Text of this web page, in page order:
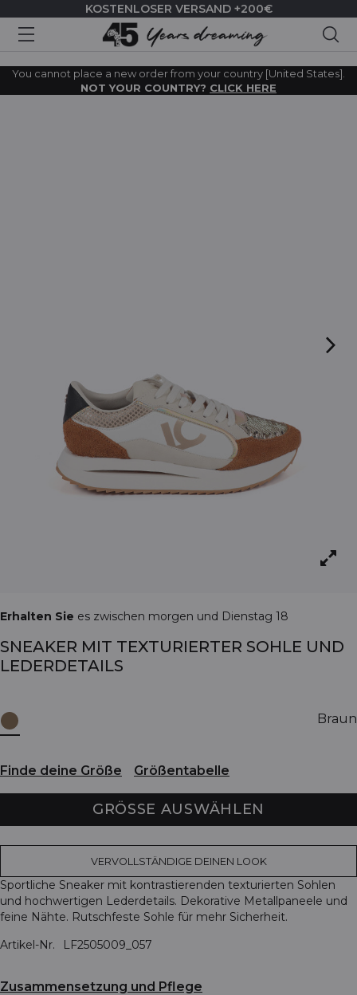
KOSTENLOSER VERSAND +200€
You cannot place a new order from your country [United States].
NOT YOUR COUNTRY? CLICK HERE
Erhalten Sie es zwischen morgen und Dienstag 18
SNEAKER MIT TEXTURIERTER SOHLE UND
LEDERDETAILS
Braun
Finde deine Größe Größentabelle
GRÖSSE AUSWÄHLEN
VERVOLLSTÄNDIGE DEINEN LOOK
Sportliche Sneaker mit kontrastierenden texturierten Sohlen
und hochwertigen Lederdetails. Dekorative Metallpaneele und
feine Nähte. Rutschfeste Sohle für mehr Sicherheit.
Artikel-Nr.
LF2505009_057
Zusammensetzung und Pflege